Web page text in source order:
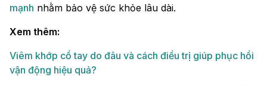
mạnh nhằm bảo vệ sức khỏe lâu dài.
Xem thêm:
Viêm khớp cổ tay do đâu và cách điều trị giúp phục hồi
vận động hiệu quả?